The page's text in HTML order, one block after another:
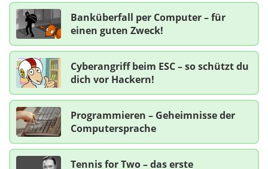
Banküberfall per Computer – für
einen guten Zweck!
Cyberangriff beim ESC – so schützt du
dich vor Hackern!
Programmieren – Geheimnisse der
Computersprache
Tennis for Two – das erste